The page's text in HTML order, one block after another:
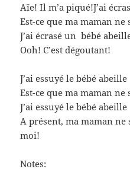
Aïe! Il m’a piqué!J’ai
Est-ce que ma maman ne
J’ai écrasé un bébé
Ooh! C’est dégoutant!
J’ai essuyé le bébé abeille
Est-ce que ma maman ne
J’ai essuyé le bébé abeille
A présent, ma maman ne
moi!
Notes: